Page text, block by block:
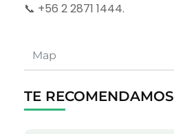
Map
📞 +56 2 2871 1444.
TE RECOMENDAMOS